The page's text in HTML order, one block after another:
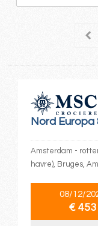
5
Nord Europa
Amsterdam -
havre), Bruges,
08/12/
€ 453